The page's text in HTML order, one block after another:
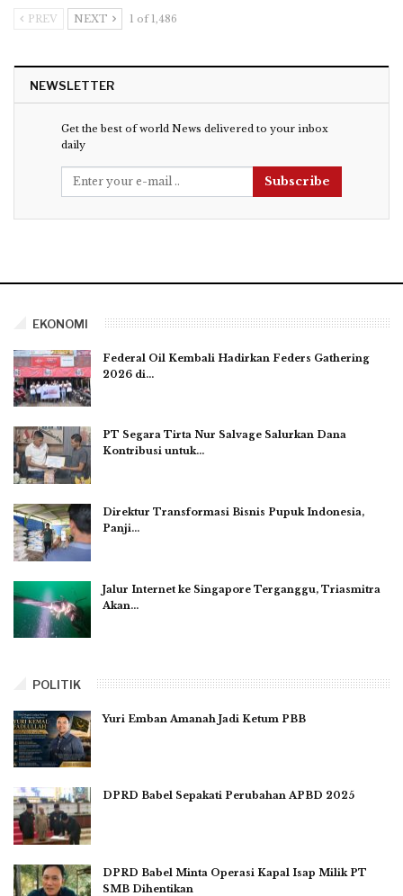
PREV NEXT 1 of 1,486
NEWSLETTER
Get the best of world News delivered to your inbox
daily
Subscribe
EKONOMI
Federal Oil Kembali Hadirkan Feders Gathering
2026 di…
PT Segara Tirta Nur Salvage Salurkan Dana
Kontribusi untuk…
Direktur Transformasi Bisnis Pupuk Indonesia,
Panji…
Jalur Internet ke Singapore Terganggu, Triasmitra
Akan…
POLITIK
Yuri Emban Amanah Jadi Ketum PBB
DPRD Babel Sepakati Perubahan APBD 2025
DPRD Babel Minta Operasi Kapal Isap Milik PT
SMB Dihentikan